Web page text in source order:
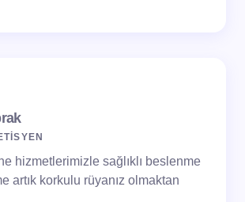
hizmetlerimizle sağlıklı beslenme
artık korkulu rüyanız olmaktan